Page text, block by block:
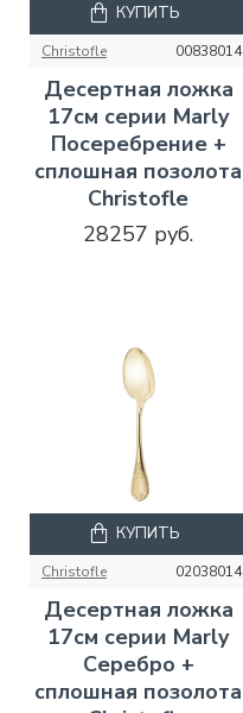
Christofle 00838014
Десертная ложка
17см серии Marly
Посеребрение +
сплошная позолота
Christofle
28257 руб.
КУПИТЬ
Christofle 02038014
Десертная ложка
17см серии Marly
Серебро +
сплошная позолота
КУПИТЬ